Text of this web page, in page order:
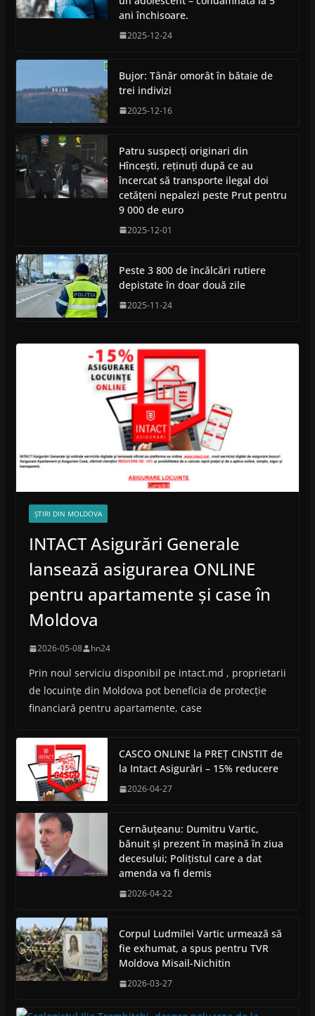
ani închisoare.
2025-12-24
Bujor: Tânăr omorât în bătaie de
trei indivizi
2025-12-16
Patru suspecți originari din
Hîncești, reținuți după ce au
încercat să transporte ilegal doi
cetățeni nepalezi peste Prut pentru
9 000 de euro
2025-12-01
Peste 3 800 de încălcări rutiere
depistate în doar două zile
2025-11-24
ȘTIRI DIN MOLDOVA
INTACT Asigurări Generale
lansează asigurarea ONLINE
pentru apartamente și case în
Moldova
2026-05-08 hn24
Prin noul serviciu disponibil pe intact.md , proprietarii
de locuințe din Moldova pot beneficia de protecție
financiară pentru apartamente, case
CASCO ONLINE la PREȚ CINSTIT de
la Intact Asigurări – 15% reducere
2026-04-27
Cernăuțeanu: Dumitru Vartic,
bănuit și prezent în mașină în ziua
decesului; Polițistul care a dat
amenda va fi demis
2026-04-22
Corpul Ludmilei Vartic urmează să
fie exhumat, a spus pentru TVR
Moldova Misail-Nichitin
2026-03-27